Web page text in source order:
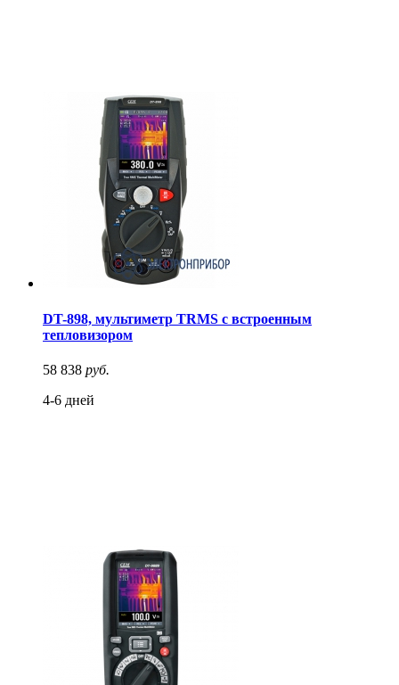
DT-898, мультиметр TRMS с встроенным
тепловизором
58 838 руб.
4-6 дней